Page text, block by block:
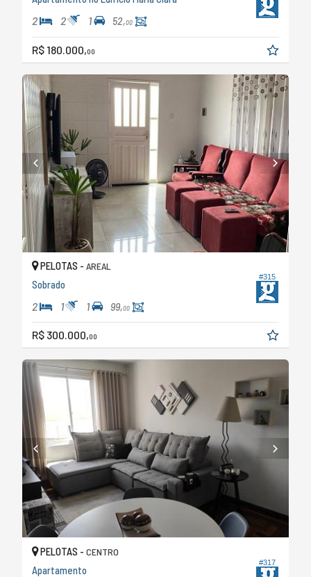
2 2 1 52,00
R$ 180.000,00
#315
PELOTAS - AREAL
Sobrado
2 1 1 99,00
R$ 300.000,00
#317
PELOTAS - CENTRO
Apartamento